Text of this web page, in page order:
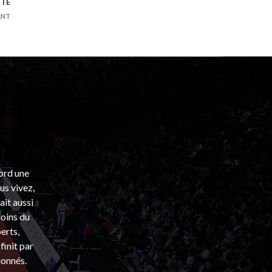
une
vivez,
aussi
du
finit par